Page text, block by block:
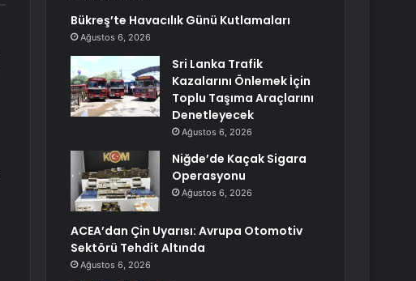
Bükreş’te Havacılık Günü Kutlamaları
Ağustos 6, 2026
Sri Lanka Trafik
Kazalarını Önlemek İçin
Toplu Taşıma Araçlarını
Denetleyecek
Ağustos 6, 2026
Niğde’de Kaçak Sigara
Operasyonu
Ağustos 6, 2026
ACEA’dan Çin Uyarısı: Avrupa Otomotiv
Sektörü Tehdit Altında
Ağustos 6, 2026